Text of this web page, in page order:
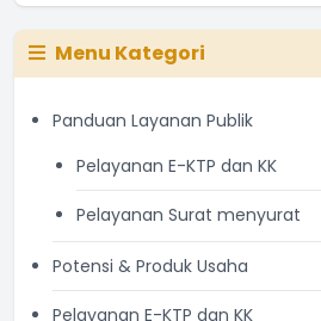
Menu Kategori
Panduan Layanan Publik
Pelayanan E-KTP dan KK
Pelayanan Surat menyurat
Potensi & Produk Usaha
Pelayanan E-KTP dan KK